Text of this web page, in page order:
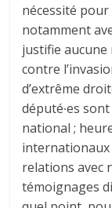
nécessité pour
notamment
justifie
contre
d’extrême
député∙es
national ;
internationaux
relations avec
témoignages